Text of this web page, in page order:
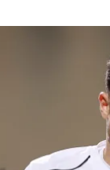
ליגה סינית